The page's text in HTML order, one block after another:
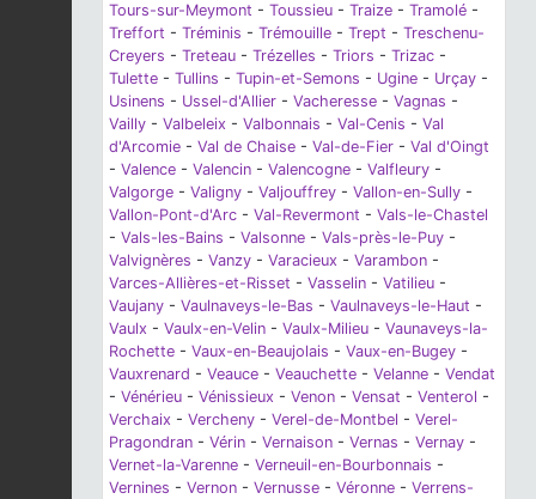
Tours-sur-Meymont - Toussieu - Traize - Tramolé -
Treffort - Tréminis - Trémouille - Trept - Treschenu-
Creyers - Treteau - Trézelles - Triors - Trizac -
Tulette - Tullins - Tupin-et-Semons - Ugine - Urçay -
Usinens - Ussel-d'Allier - Vacheresse - Vagnas -
Vailly - Valbeleix - Valbonnais - Val-Cenis - Val
d'Arcomie - Val de Chaise - Val-de-Fier - Val d'Oingt
- Valence - Valencin - Valencogne - Valfleury -
Valgorge - Valigny - Valjouffrey - Vallon-en-Sully -
Vallon-Pont-d'Arc - Val-Revermont - Vals-le-Chastel
- Vals-les-Bains - Valsonne - Vals-près-le-Puy -
Valvignères - Vanzy - Varacieux - Varambon -
Varces-Allières-et-Risset - Vasselin - Vatilieu -
Vaujany - Vaulnaveys-le-Bas - Vaulnaveys-le-Haut -
Vaulx - Vaulx-en-Velin - Vaulx-Milieu - Vaunaveys-la-
Rochette - Vaux-en-Beaujolais - Vaux-en-Bugey -
Vauxrenard - Veauce - Veauchette - Velanne - Vendat
- Vénérieu - Vénissieux - Venon - Vensat - Venterol -
Verchaix - Vercheny - Verel-de-Montbel - Verel-
Pragondran - Vérin - Vernaison - Vernas - Vernay -
Vernet-la-Varenne - Verneuil-en-Bourbonnais -
Vernines - Vernon - Vernusse - Véronne - Verrens-